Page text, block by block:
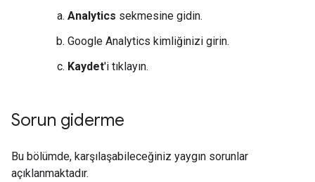
Analytics sekmesine gidin.
Google Analytics kimliğinizi girin.
Kaydet'i tıklayın.
Sorun giderme
Bu bölümde, karşılaşabileceğiniz yaygın sorunlar
açıklanmaktadır.